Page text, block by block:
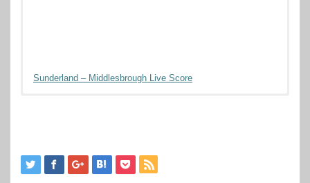
Sunderland – Middlesbrough Live Score